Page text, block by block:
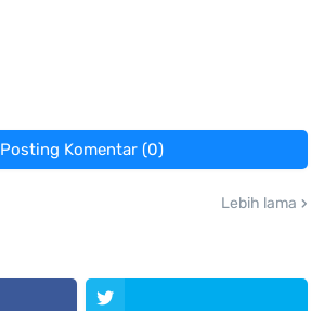
Posting Komentar (0)
Lebih lama